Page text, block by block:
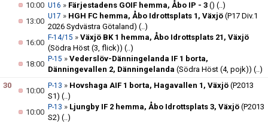
10:00 U16 » Färjestadens GOIF hemma, Åbo IP - 3 () (..)
13:00
U17 » HGH FC hemma, Åbo Idrottsplats 1, Växjö (P17 Div.1
2026 Sydvästra Götaland) (..)
16:00
F-14/15 » Växjö BK 1 hemma, Åbo Idrottsplats 21, Växjö
(Södra Höst (3, flick)) (..)
18:00
P-15 » Vederslöv-Dänningelanda IF 1 borta,
Dänningevallen 2, Dänningelanda (Södra Höst (4, pojk)) (..)
30
10:00
P-13 » Hovshaga AIF 1 borta, Hagavallen 1, Växjö (P2013
S1) (..)
10:00
P-13 » Ljungby IF 2 hemma, Åbo Idrottsplats 3, Växjö (P2013
S2) (..)